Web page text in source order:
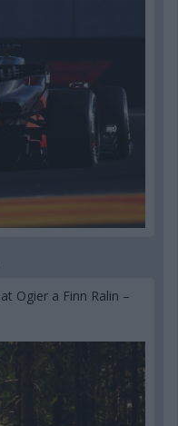
Ogier a Finn Ralin –